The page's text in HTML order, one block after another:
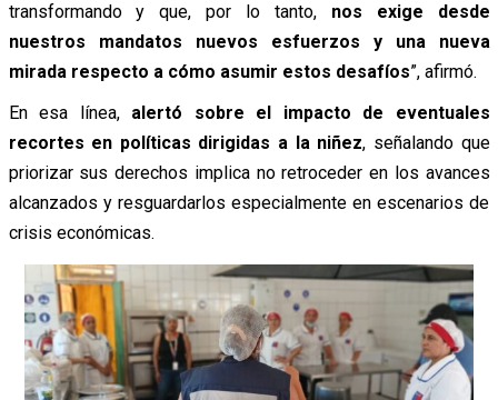
transformando y que, por lo tanto, nos exige desde
nuestros mandatos nuevos esfuerzos y una nueva
mirada respecto a cómo asumir estos desafíos”, afirmó.
En esa línea,alertó sobre el impacto de eventuales
recortes en políticas dirigidas a la niñez, señalando que
priorizar sus derechos implica no retroceder en los avances
alcanzados y resguardarlos especialmente en escenarios de
crisis económicas.